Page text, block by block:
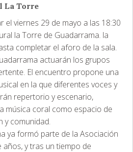
La Torre
el viernes 29 de mayo a las 18:30
la Torre de Guadarrama. la
completar el aforo de la sala.
actuarán los grupos
El encuentro propone una
en la que diferentes voces y
repertorio y escenario,
música coral como espacio de
y comunidad.
ya formó parte de la Asociación
años, y tras un tiempo de